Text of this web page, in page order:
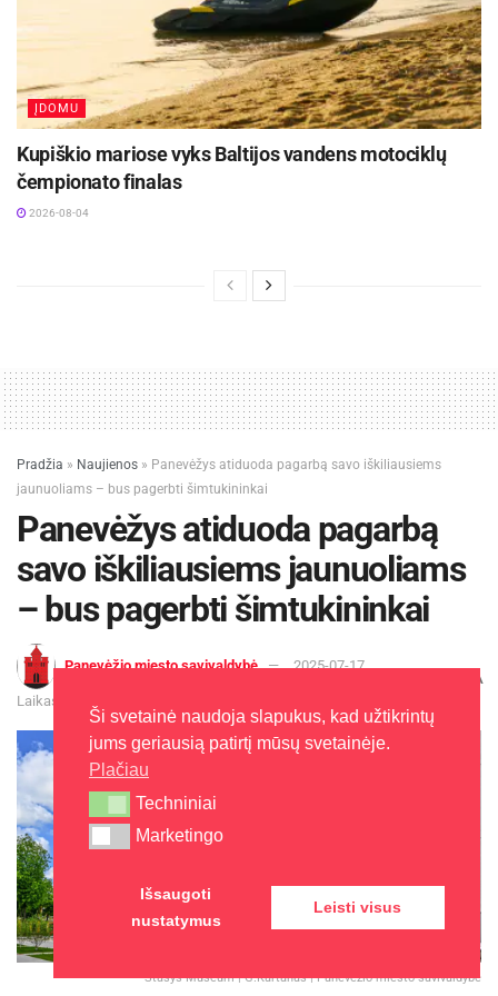
ĮDOMU
Kupiškio mariose vyks Baltijos vandens motociklų
čempionato finalas
2026-08-04
Pradžia » Naujienos » Panevėžys atiduoda pagarbą savo iškiliausiems
jaunuoliams – bus pagerbti šimtukininkai
Panevėžys atiduoda pagarbą
savo iškiliausiems jaunuoliams
– bus pagerbti šimtukininkai
Panevėžio miesto savivaldybė 2025-07-17
Laikas: 1 min skaitymo
A
Stasys Museum | G.Kartanas | Panevėžio miesto savivaldybė
Ši svetainė naudoja slapukus, kad užtikrintų
jums geriausią patirtį mūsų svetainėje.
Plačiau
Techniniai
Techniniai
Marketingo
Marketingo
Išsaugoti
nustatymus
Leisti visus